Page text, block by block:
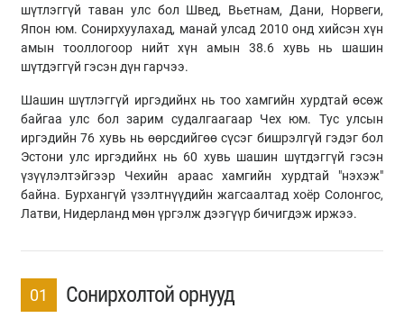
шүтлэггүй таван улс бол Швед, Вьетнам, Дани, Норвеги,
Япон юм. Сонирхуулахад, манай улсад 2010 онд хийсэн хүн
амын тооллогоор нийт хүн амын 38.6 хувь нь шашин
шүтдэггүй гэсэн дүн гарчээ.
Шашин шүтлэггүй иргэдийнх нь тоо хамгийн хурдтай өсөж
байгаа улс бол зарим судалгаагаар Чех юм. Тус улсын
иргэдийн 76 хувь нь өөрсдийгөө сүсэг бишрэлгүй гэдэг бол
Эстони улс иргэдийнх нь 60 хувь шашин шүтдэггүй гэсэн
үзүүлэлтэйгээр Чехийн араас хамгийн хурдтай "нэхэж"
байна. Бурхангүй үзэлтнүүдийн жагсаалтад хоёр Солонгос,
Латви, Нидерланд мөн үргэлж дээгүүр бичигдэж иржээ.
01 Сонирхолтой орнууд